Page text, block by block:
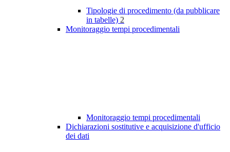
Tipologie di procedimento (da pubblicare
in tabelle) 2
Monitoraggio tempi procedimentali
Monitoraggio tempi procedimentali
Dichiarazioni sostitutive e acquisizione d'ufficio
dei dati